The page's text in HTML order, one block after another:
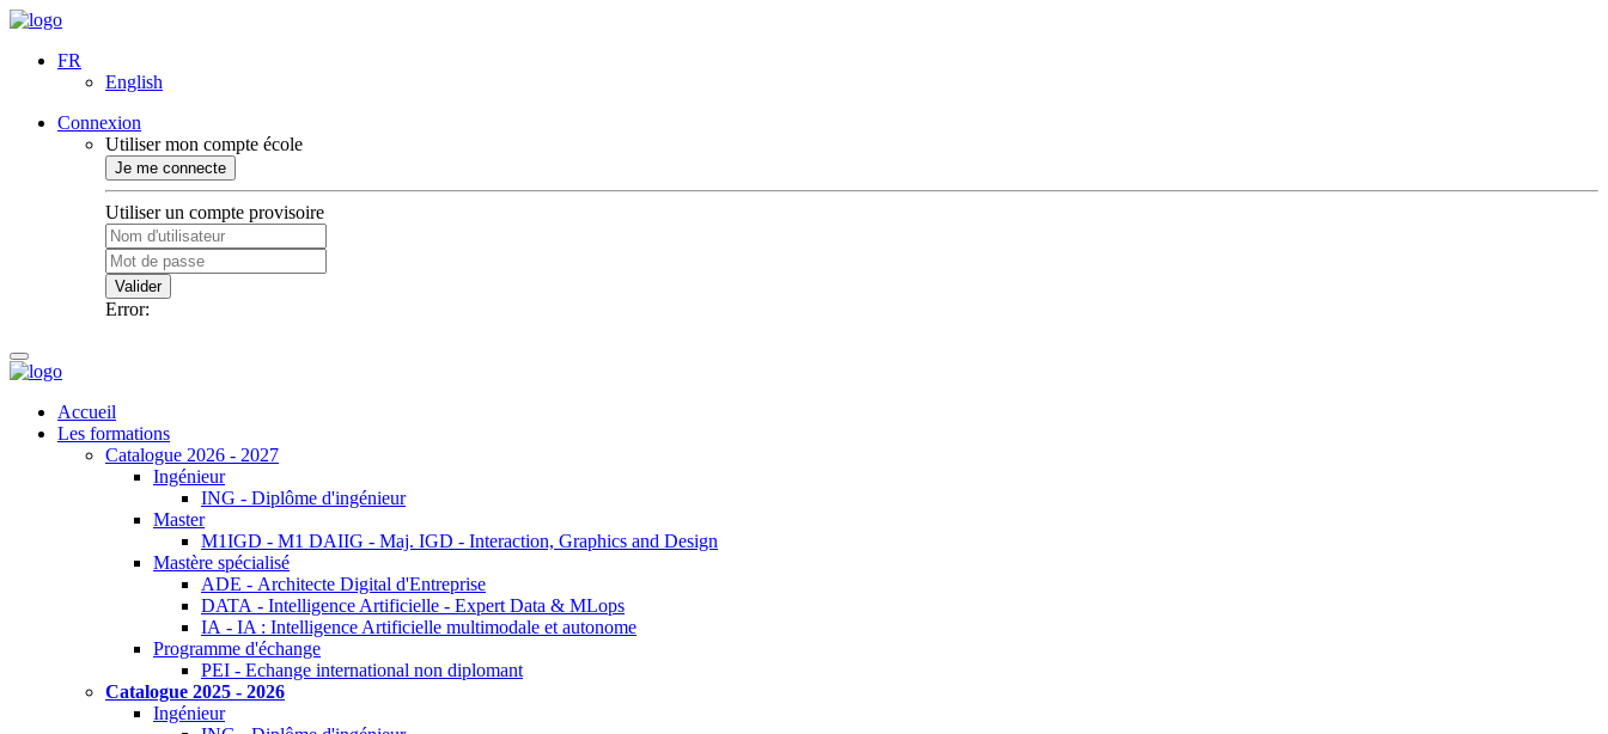
FR
English
Connexion
Utiliser mon compte école
Je me connecte
Utiliser un compte provisoire
Valider
Error:
Accueil
Les formations
Catalogue 2026 - 2027
Ingénieur
ING - Diplôme d'ingénieur
Master
M1IGD - M1 DAIIG - Maj. IGD - Interaction, Graphics and Design
Mastère spécialisé
ADE - Architecte Digital d'Entreprise
DATA - Intelligence Artificielle - Expert Data & MLops
IA - IA : Intelligence Artificielle multimodale et autonome
Programme d'échange
PEI - Echange international non diplomant
Catalogue 2025 - 2026
Ingénieur